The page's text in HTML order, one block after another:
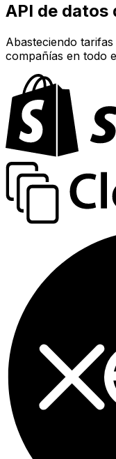
API de datos
Abasteciendo
compañías en todo